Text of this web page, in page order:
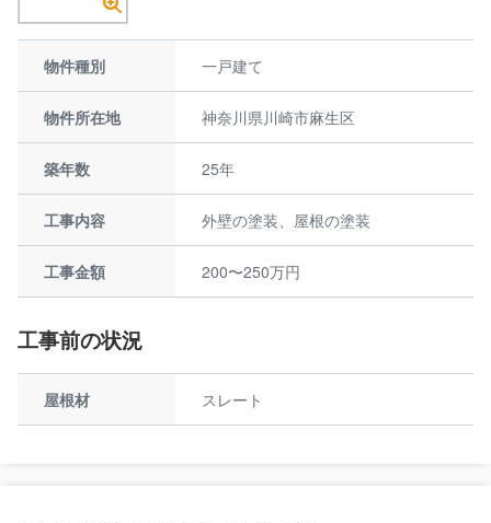
物件種別 一戸建て
物件所在地 神奈川県川崎市麻生区
築年数 25年
工事内容 外壁の塗装、屋根の塗装
工事金額 200〜250万円
工事前の状況
屋根材 スレート